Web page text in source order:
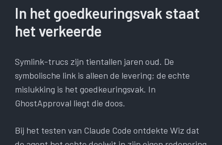
In het goedkeuringsvak staat
het verkeerde
Symlink-trucs zijn tientallen jaren oud. De
symbolische link is alleen de levering; de echte
mislukking is het goedkeuringsvak. In
GhostApproval liegt die doos.
Bij het testen van Claude Code ontdekte Wiz dat